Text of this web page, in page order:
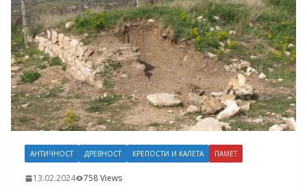
АНТИЧНОСТ ДРЕВНОСТ КРЕПОСТИ И КАЛЕТА ПАМЕТ
13.02.2024 758 Views